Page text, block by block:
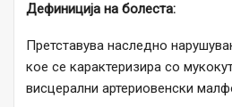
Дефиниција на болеста:
Претставува наследно
кое се карактеризира со
висцерални артериовенски